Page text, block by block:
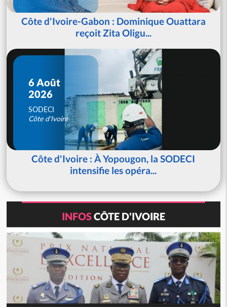
Côte d'Ivoire-Gabon : Dominique Ouattara
reçoit Zita Oligu...
6 Août
2026
SODECI
Côte d'Ivoire
Côte d'Ivoire : À Yopougon, la SODECI
intensifie les opéra...
INFOSCÔTE D'IVOIRE